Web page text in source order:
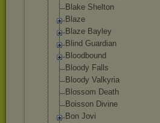
Blake Shelton
Blaze
Blaze Bayley
Blind Guardian
Bloodbound
Bloody Falls
Bloody Valkyria
Blossom Death
Boisson Divine
Bon Jovi